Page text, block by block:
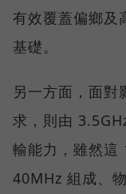
有效覆蓋偏鄉及
基礎。
另一方面，面
求，則由
輸能力，雖然這
40MHz 組成、